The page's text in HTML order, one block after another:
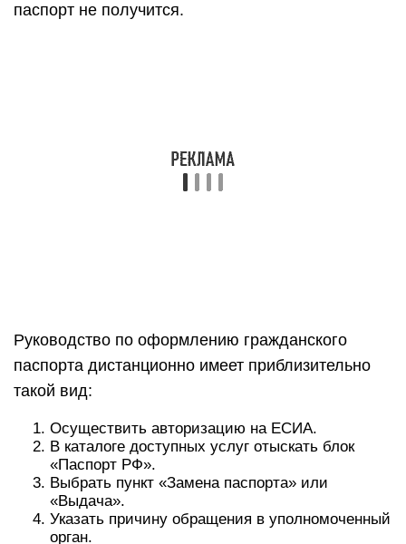
паспорт не получится.
Руководство по оформлению гражданского
паспорта дистанционно имеет приблизительно
такой вид:
Осуществить авторизацию на ЕСИА.
В каталоге доступных услуг отыскать блок
«Паспорт РФ».
Выбрать пункт «Замена паспорта» или
«Выдача».
Указать причину обращения в уполномоченный
орган.